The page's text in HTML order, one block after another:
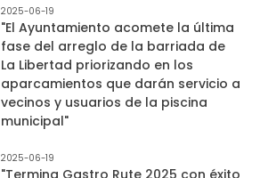
2025-06-19
"El Ayuntamiento acomete la última
fase del arreglo de la barriada de
La Libertad priorizando en los
aparcamientos que darán servicio a
vecinos y usuarios de la piscina
municipal"
2025-06-19
"Termina Gastro Rute 2025 con éxito